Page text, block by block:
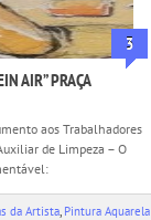
3
AIR” PRAÇA
aos Trabalhadores
de Limpeza – O
da Artista, Pintura Aquarela